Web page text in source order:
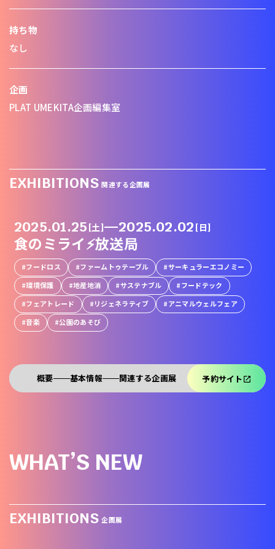
持ち物
なし
企画
PLAT UMEKITA企画編集室
EXHIBITIONS 関連する企画展
2025.01.25 [土] —2025.02.02 [日]
食のミライ⚡️放送局
フードロス ファームトゥテーブル
サーキュラーエコノミー
環境保護
地産地消 サステナブル
フードテック
フェアトレード
リジェネラティブ
アニマルウェルフェア
音楽
公園のあそび
概要 基本情報 関連する企画展 予約サイト
WHAT’S NEW
EXHIBITIONS 企画展